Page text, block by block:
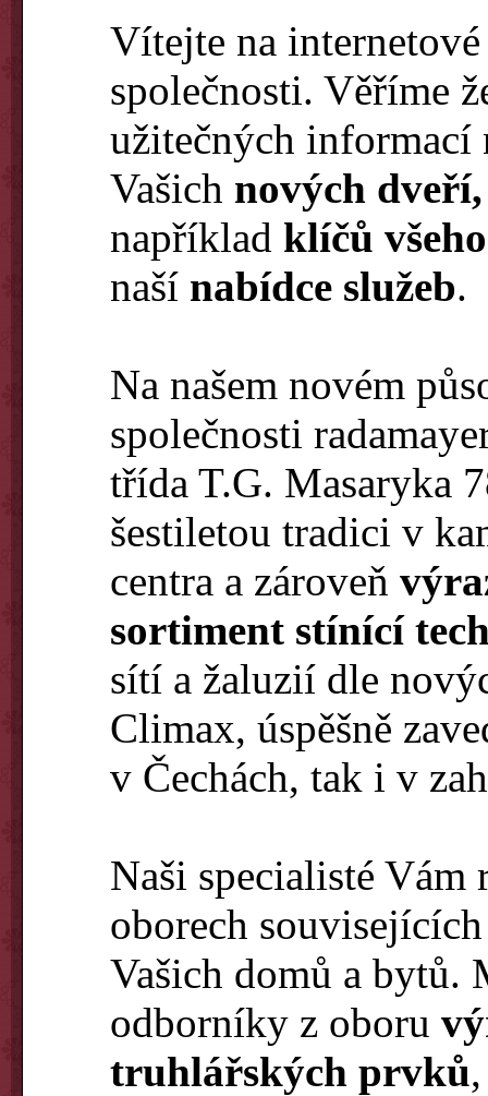
Vítejte na
společnosti. Věříme
užitečných
Vašich nových
například klíčů
naší nabídce služeb.
Na našem novém
společnosti
třída T.G. Masaryka
šestiletou tradici v
centra a zároveň
sortiment stínící
sítí a žaluzií dle
Climax, úspěšně
v Čechách, tak i v
Naši specialisté
oborech
Vašich domů a bytů.
odborníky z oboru
truhlářských prvků